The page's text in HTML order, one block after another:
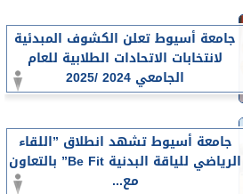
جامعة أسيوط تعلن الكشوف المبدئية
لانتخابات الاتحادات الطلابية للعام
الجامعي 2024 /2025
جامعة أسيوط تشهد انطلاق ”اللقاء
الرياضي للياقة البدنية Be Fit” بالتعاون
مع...